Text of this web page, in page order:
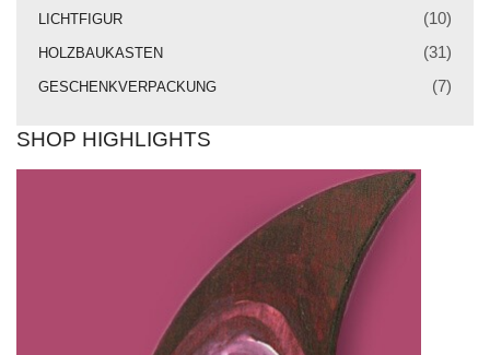
Warenkorb
Kundeninformationen
Mein Konto
LICHTFIGUR (10)
HOLZBAUKASTEN (31)
GESCHENKVERPACKUNG (7)
SHOP HIGHLIGHTS